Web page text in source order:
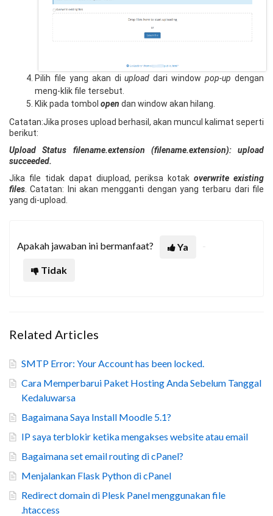
Pilih file yang akan diupload dari windowpop-up dengan
meng-klik file tersebut.
Klik pada tombol open dan window akan hilang.
Catatan:Jika proses upload berhasil, akan muncul kalimat seperti
berikut:
Upload Status filename.extension (filename.extension): upload
succeeded.
Jika file tidak dapat diupload, periksa kotakoverwrite existing
files . Catatan: Ini akan mengganti dengan yang terbaru dari file
yang di-upload.
Apakah jawaban ini bermanfaat?
Ya
Tidak
Related Articles
SMTP Error: Your Account has been locked.
Cara Memperbarui Paket Hosting Anda Sebelum Tanggal
Kedaluwarsa
Bagaimana Saya Install Moodle 5.1?
IP saya terblokir ketika mengakses website atau email
Bagaimana set email routing di cPanel?
Menjalankan Flask Python di cPanel
Redirect domain di Plesk Panel menggunakan file
.htaccess